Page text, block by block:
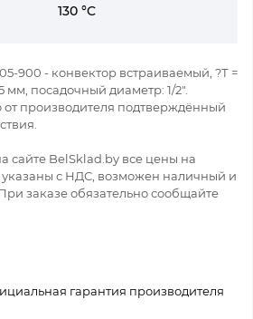
130 °C
900 - конвектор встраиваемый, ?Т =
мм, посадочный диаметр: 1/2".
производителя подтверждённый
сайте BelSklad.by все цены на
с НДС, возможен наличный и
заказе обязательно сообщайте
гарантия производителя